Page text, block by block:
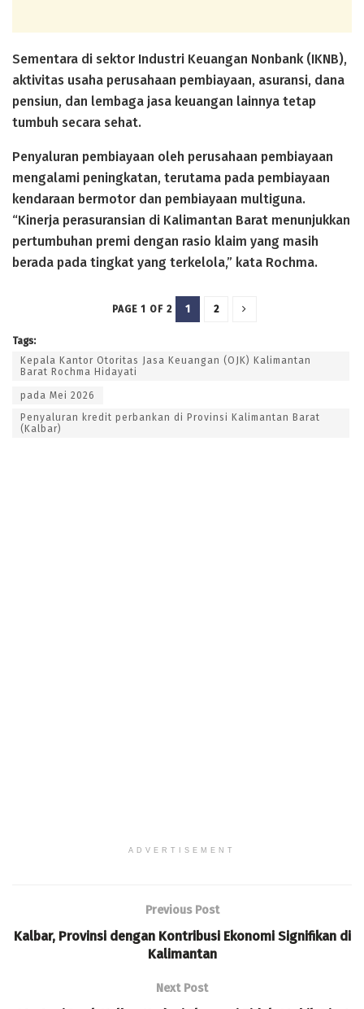
Sementara di sektor Industri Keuangan Nonbank (IKNB),
aktivitas usaha perusahaan pembiayaan, asuransi, dana
pensiun, dan lembaga jasa keuangan lainnya tetap
tumbuh secara sehat.
Penyaluran pembiayaan oleh perusahaan pembiayaan
mengalami peningkatan, terutama pada pembiayaan
kendaraan bermotor dan pembiayaan multiguna.
“Kinerja perasuransian di Kalimantan Barat menunjukkan
pertumbuhan premi dengan rasio klaim yang masih
berada pada tingkat yang terkelola,” kata Rochma.
PAGE 1 OF 2 1 2
Tags:
Kepala Kantor Otoritas Jasa Keuangan (OJK) Kalimantan
Barat Rochma Hidayati
pada Mei 2026
Penyaluran kredit perbankan di Provinsi Kalimantan Barat
(Kalbar)
ADVERTISEMENT
Previous Post
Kalbar, Provinsi dengan Kontribusi Ekonomi Signifikan di
Kalimantan
Next Post